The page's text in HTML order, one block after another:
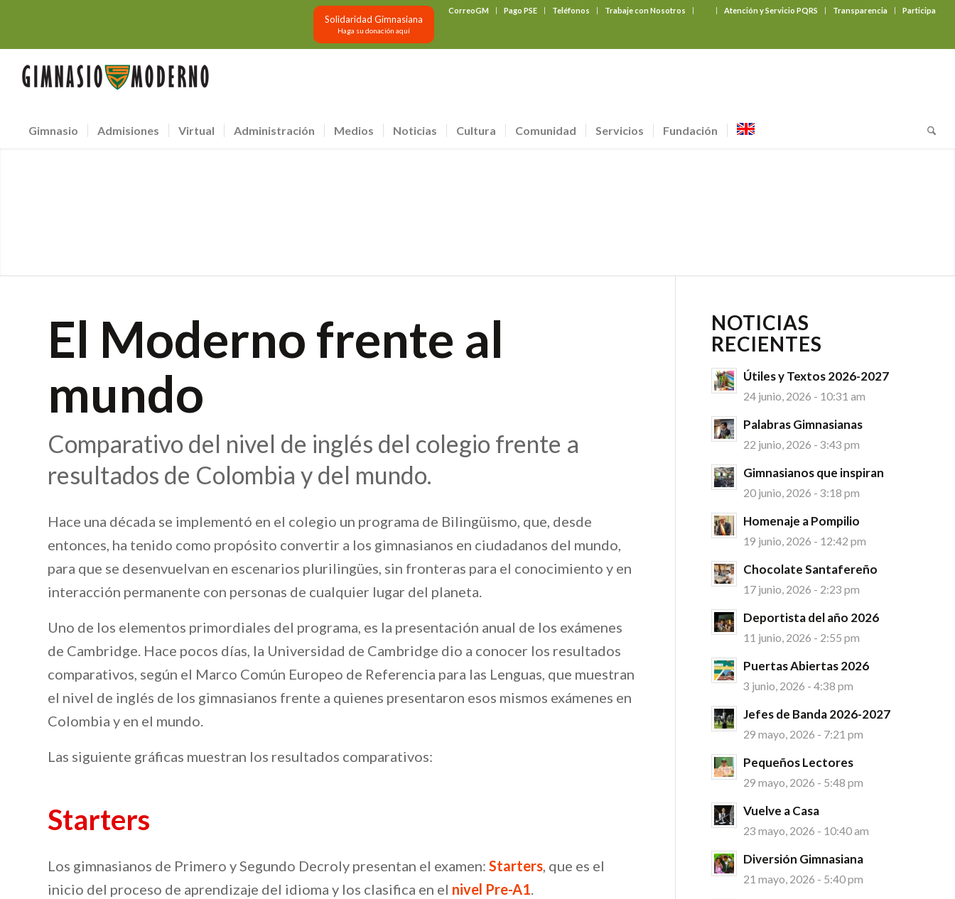
CorreoGM Pago PSE Teléfonos Trabaje con Nosotros Atención y Servicio PQRS Transparencia Participa
Solidaridad Gimnasiana
Haga su donación aquí
Gimnasio Admisiones Virtual Administración Medios Noticias Cultura Comunidad Servicios Fundación
El Moderno frente al
mundo
Comparativo del nivel de inglés del colegio frente a
resultados de Colombia y del mundo.
Hace una década se implementó en el colegio un programa de Bilingüismo, que, desde
entonces, ha tenido como propósito convertir a los gimnasianos en ciudadanos del mundo,
para que se desenvuelvan en escenarios plurilingües, sin fronteras para el conocimiento y en
interacción permanente con personas de cualquier lugar del planeta.
Uno de los elementos primordiales del programa, es la presentación anual de los exámenes
de Cambridge. Hace pocos días, la Universidad de Cambridge dio a conocer los resultados
comparativos, según el Marco Común Europeo de Referencia para las Lenguas, que muestran
el nivel de inglés de los gimnasianos frente a quienes presentaron esos mismos exámenes en
Colombia y en el mundo.
Las siguiente gráficas muestran los resultados comparativos:
Starters
Los gimnasianos de Primero y Segundo Decroly presentan el examen: Starters, que es el
inicio del proceso de aprendizaje del idioma y los clasifica en el nivel Pre-A1.
NOTICIAS
RECIENTES
Útiles y Textos 2026-2027
24 junio, 2026 - 10:31 am
Palabras Gimnasianas
22 junio, 2026 - 3:43 pm
Gimnasianos que inspiran
20 junio, 2026 - 3:18 pm
Homenaje a Pompilio
19 junio, 2026 - 12:42 pm
Chocolate Santafereño
17 junio, 2026 - 2:23 pm
Deportista del año 2026
11 junio, 2026 - 2:55 pm
Puertas Abiertas 2026
3 junio, 2026 - 4:38 pm
Jefes de Banda 2026-2027
29 mayo, 2026 - 7:21 pm
Pequeños Lectores
29 mayo, 2026 - 5:48 pm
Vuelve a Casa
23 mayo, 2026 - 10:40 am
Diversión Gimnasiana
21 mayo, 2026 - 5:40 pm